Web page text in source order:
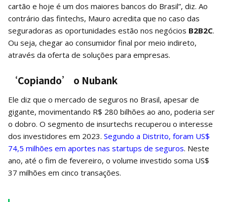
cartão e hoje é um dos maiores bancos do Brasil”, diz. Ao
contrário das fintechs, Mauro acredita que no caso das
seguradoras as oportunidades estão nos negócios B2B2C.
Ou seja, chegar ao consumidor final por meio indireto,
através da oferta de soluções para empresas.
‘Copiando’ o Nubank
Ele diz que o mercado de seguros no Brasil, apesar de
gigante, movimentando R$ 280 bilhões ao ano, poderia ser
o dobro. O segmento de insurtechs recuperou o interesse
dos investidores em 2023. Segundo a Distrito, foram US$
74,5 milhões em aportes nas startups de seguros. Neste
ano, até o fim de fevereiro, o volume investido soma US$
37 milhões em cinco transações.